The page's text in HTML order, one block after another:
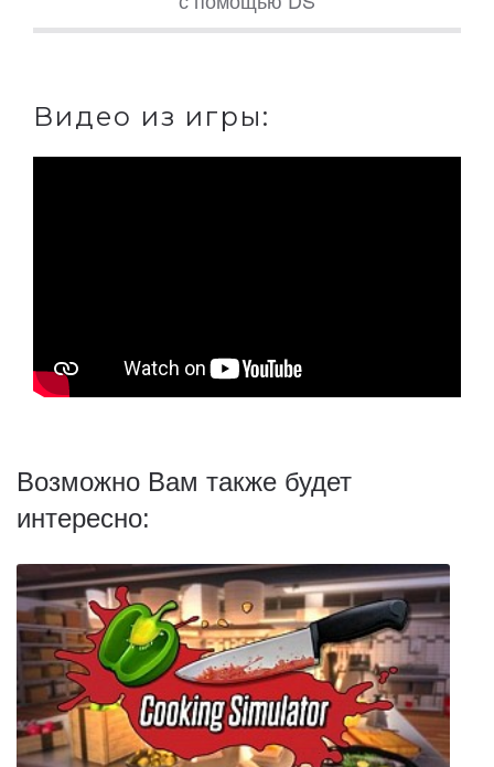
Видео из игры:
Возможно Вам также будет
интересно: